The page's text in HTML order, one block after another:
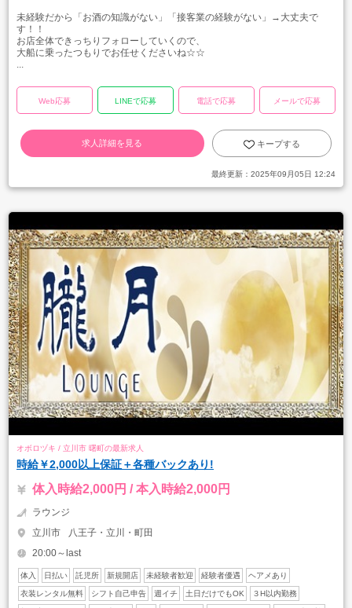
未経験だから「お酒の知識がない」「接客業の経験がない」→大丈夫で
す！！
お店全体できっちりフォローしていくので、
大船に乗ったつもりでお任せくださいね☆☆
...
Web応募 LINEで応募 電話で応募 メールで応募
求人詳細を見る キープする
最終更新： 2025年09月05日 12:24
オボロヅキ / 立川市 曙町の最新求人
時給￥2,000以上保証＋各種バックあり!
体入時給2,000円 / 本入時給2,000円
ラウンジ
立川市
八王子・立川・町田
20:00～last
体入 日払い 託児所 新規開店 未経験者歓迎 経験者優遇 ヘアメあり
衣装レンタル無料 シフト自己申告 週イチ 土日だけでもOK ３H以内勤務